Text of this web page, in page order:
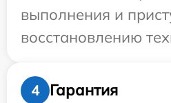
выполнения и
восстановлению
4
Гарантия